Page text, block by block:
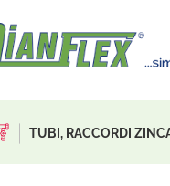
TUBI, RACCORDI